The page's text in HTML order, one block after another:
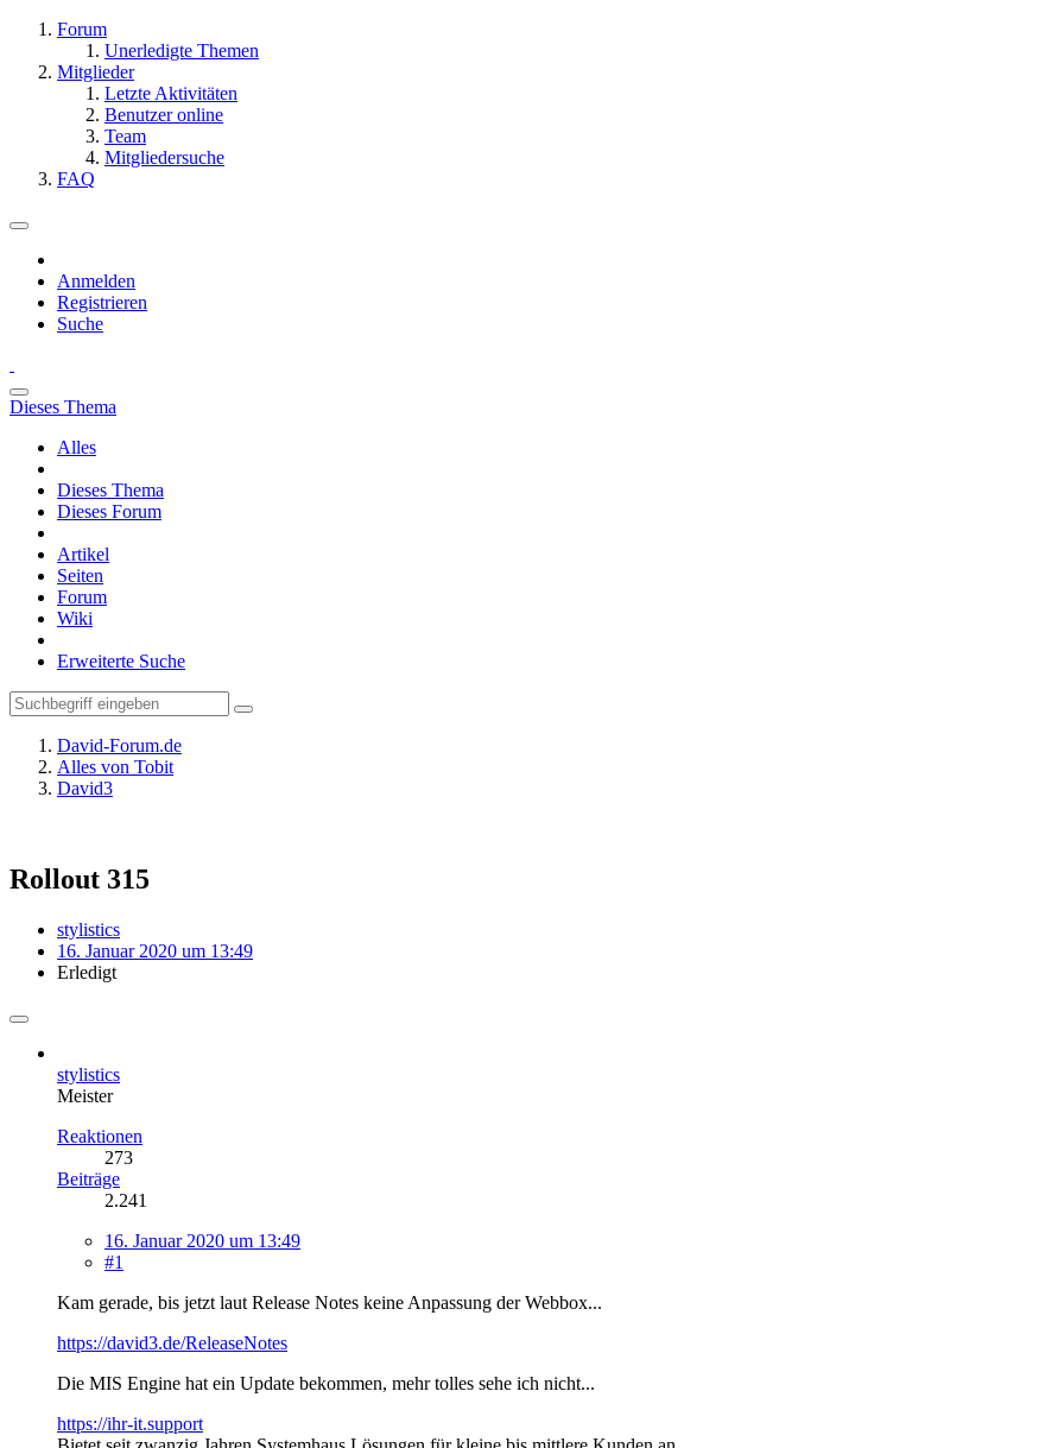
Forum
Unerledigte Themen
Mitglieder
Letzte Aktivitäten
Benutzer online
Team
Mitgliedersuche
FAQ
Anmelden
Registrieren
Suche
Dieses Thema
Alles
Dieses Thema
Dieses Forum
Artikel
Seiten
Forum
Wiki
Erweiterte Suche
David-Forum.de
Alles von Tobit
David3
Rollout 315
stylistics
16. Januar 2020 um 13:49
Erledigt
stylistics
Meister
Reaktionen
273
Beiträge
2.241
16. Januar 2020 um 13:49
#1
Kam gerade, bis jetzt laut Release Notes keine Anpassung der Webbox...
https://david3.de/ReleaseNotes
Die MIS Engine hat ein Update bekommen, mehr tolles sehe ich nicht...
https://ihr-it.support